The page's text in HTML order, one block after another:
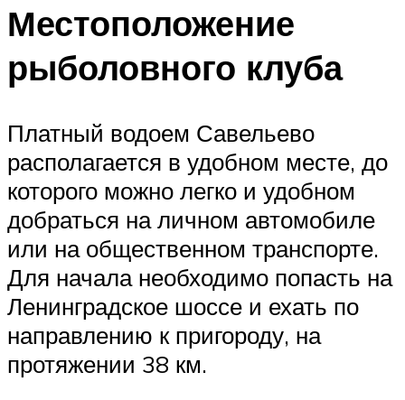
Местоположение
рыболовного клуба
Платный водоем Савельево
располагается в удобном месте, до
которого можно легко и удобном
добраться на личном автомобиле
или на общественном транспорте.
Для начала необходимо попасть на
Ленинградское шоссе и ехать по
направлению к пригороду, на
протяжении 38 км.